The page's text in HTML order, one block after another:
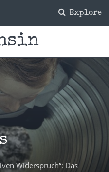
Explore
Widerspruch“: Das